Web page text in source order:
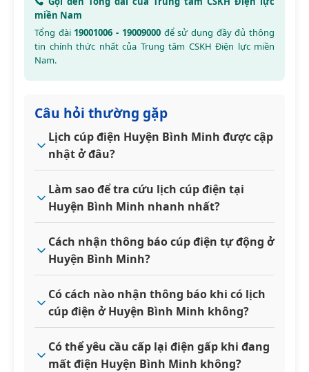
miền Nam
Tổng đài 19001006 - 19009000để sử dụng đầy đủ thông
tin chính thức nhất của Trung tâm CSKH Điện lực miền
Nam.
Câu hỏi thường gặp
Lịch cúp điện Huyện Bình Minh được cập
nhật ở đâu?
Làm sao để tra cứu lịch cúp điện tại
Huyện Bình Minh nhanh nhất?
Cách nhận thông báo cúp điện tự động ở
Huyện Bình Minh?
Có cách nào nhận thông báo khi có lịch
cúp điện ở Huyện Bình Minh không?
Có thể yêu cầu cấp lại điện gấp khi đang
mất điện Huyện Bình Minh không?